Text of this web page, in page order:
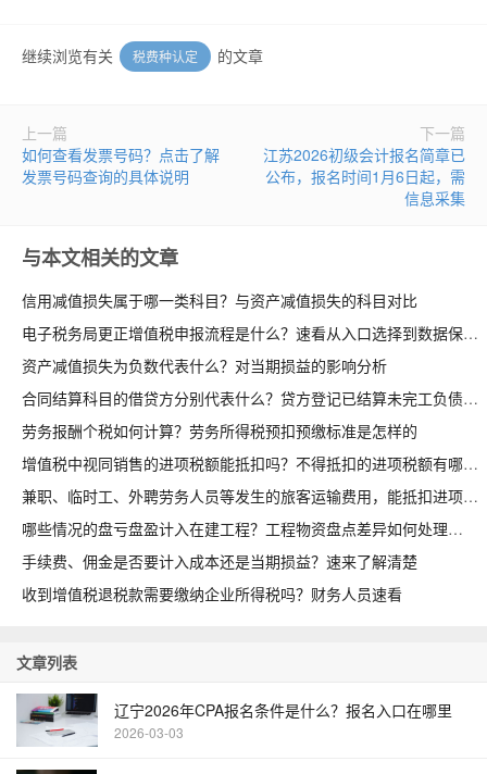
继续浏览有关 税费种认定 的文章
上一篇
如何查看发票号码？点击了解
发票号码查询的具体说明
下一篇
江苏2026初级会计报名简章已
公布，报名时间1月6日起，需
信息采集
与本文相关的文章
信用减值损失属于哪一类科目？与资产减值损失的科目对比
电子税务局更正增值税申报流程是什么？速看从入口选择到数据保存
资产减值损失为负数代表什么？对当期损益的影响分析
合同结算科目的借贷方分别代表什么？贷方登记已结算未完工负债
劳务报酬个税如何计算？劳务所得税预扣预缴标准是怎样的
增值税中视同销售的进项税额能抵扣吗？不得抵扣的进项税额有哪些
兼职、临时工、外聘劳务人员等发生的旅客运输费用，能抵扣进项吗
哪些情况的盘亏盘盈计入在建工程？工程物资盘点差异如何处理
手续费、佣金是否要计入成本还是当期损益？速来了解清楚
收到增值税退税款需要缴纳企业所得税吗？财务人员速看
文章列表
辽宁2026年CPA报名条件是什么？报名入口在哪里
2026-03-03